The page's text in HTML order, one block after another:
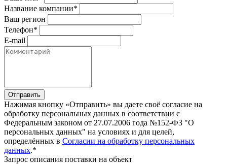
Название компании*
Ваш регион
Телефон*
E-mail
Отправить
Нажимая кнопку «Отправить» вы даете своё согласие на
обработку персональных данных в соответствии с
Федеральным законом от 27.07.2006 года №152-Ф3 "О
персональных данных" на условиях и для целей,
определённых в Согласии на обработку персональных
данных.*
Запрос описания поставки на объект